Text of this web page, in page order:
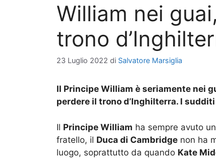
William nei
trono
23 Luglio 2022 di Salvatore Marsiglia
Il Principe William è seriamente nei
perdere il trono d’Inghilterra. I
Il Principe William ha sempre avuto
fratello, il Duca di Cambridge non ha
luogo, soprattutto da quando Kate